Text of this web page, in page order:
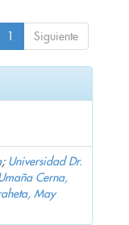
1 Siguiente
; Universidad Dr.
Cerna,
May